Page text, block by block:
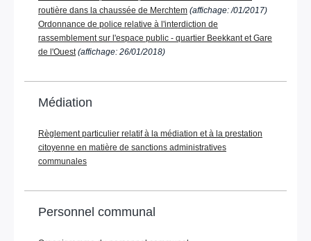
routière dans la chaussée de Merchtem (affichage: /01/2017)
Ordonnance de police relative à l'interdiction de
rassemblement sur l'espace public - quartier Beekkant et Gare
de l'Ouest (affichage: 26/01/2018)
Médiation
Règlement particulier relatif à la médiation et à la prestation
citoyenne en matière de sanctions administratives
communales
Personnel communal